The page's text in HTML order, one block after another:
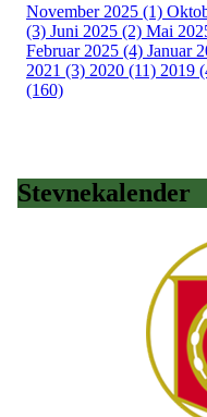
November 2025 (1)
(3) Juni 2025 (2) Mai
Februar 2025 (4) Januar
2021 (3) 2020 (11) 2019
(160)
Stevnekalender